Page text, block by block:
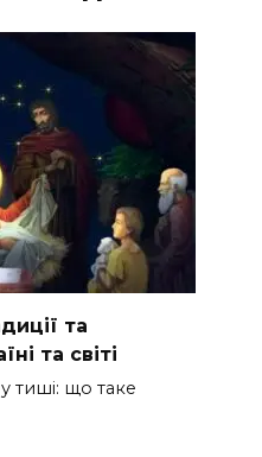
та
та світі
тиші: що таке